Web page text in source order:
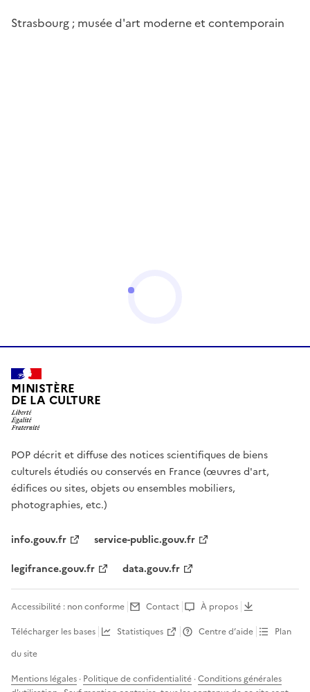
Strasbourg ; musée d'art moderne et contemporain
MINISTÈRE
DE LA CULTURE
POP décrit et diffuse des notices scientifiques de biens
culturels étudiés ou conservés en France (œuvres d'art,
édifices ou sites, objets ou ensembles mobiliers,
photographies, etc.)
info.gouv.fr
service-public.gouv.fr
legifrance.gouv.fr
data.gouv.fr
Accessibilité : non conforme Contact
À propos
Télécharger les bases
Statistiques Centre d’aide
Plan
du site
Mentions légales · Politique de confidentialité ·Conditions générales